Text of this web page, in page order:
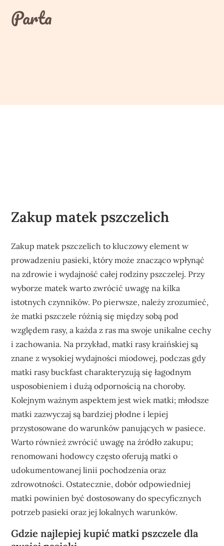
contentParta
Zakup matek pszczelich
Zakup matek pszczelich to kluczowy element w
prowadzeniu pasieki, który może znacząco wpłynąć
na zdrowie i wydajność całej rodziny pszczelej. Przy
wyborze matek warto zwrócić uwagę na kilka
istotnych czynników. Po pierwsze, należy zrozumieć,
że matki pszczele różnią się między sobą pod
względem rasy, a każda z ras ma swoje unikalne cechy
i zachowania. Na przykład, matki rasy kraińskiej są
znane z wysokiej wydajności miodowej, podczas gdy
matki rasy buckfast charakteryzują się łagodnym
usposobieniem i dużą odpornością na choroby.
Kolejnym ważnym aspektem jest wiek matki; młodsze
matki zazwyczaj są bardziej płodne i lepiej
przystosowane do warunków panujących w pasiece.
Warto również zwrócić uwagę na źródło zakupu;
renomowani hodowcy często oferują matki o
udokumentowanej linii pochodzenia oraz
zdrowotności. Ostatecznie, dobór odpowiedniej
matki powinien być dostosowany do specyficznych
potrzeb pasieki oraz jej lokalnych warunków.
Gdzie najlepiej kupić matki pszczele dla